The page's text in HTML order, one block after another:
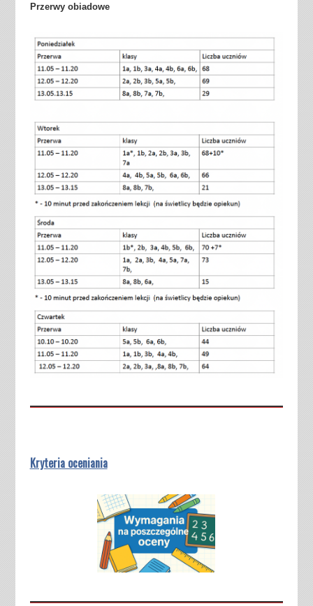
Przerwy obiadowe
Kryteria oceniania